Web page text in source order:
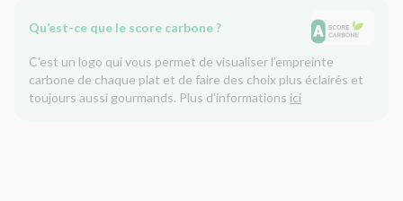
Qu’est-ce que le score carbone ?
C'est un logo qui vous permet de visualiser l’empreinte
carbone de chaque plat et de faire des choix plus éclairés et
toujours aussi gourmands. Plus d'informations ici